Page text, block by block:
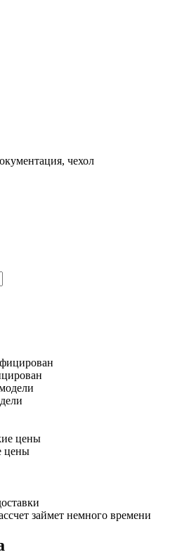
чехол
цены
займет немного времени